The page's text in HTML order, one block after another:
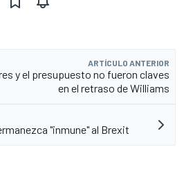
ARTÍCULO ANTERIOR
y el presupuesto no fueron claves
en el retraso de Williams
"inmune" al Brexit